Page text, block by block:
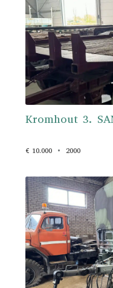
Kromhout 3.
€ 10.000 2000